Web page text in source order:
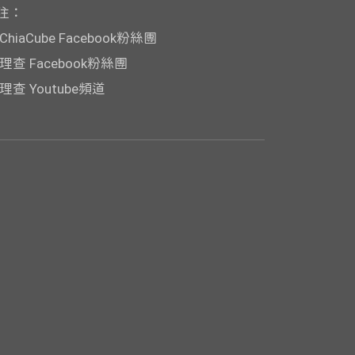
：
Facebook粉絲團
查 Facebook粉絲團
查 Youtube頻道